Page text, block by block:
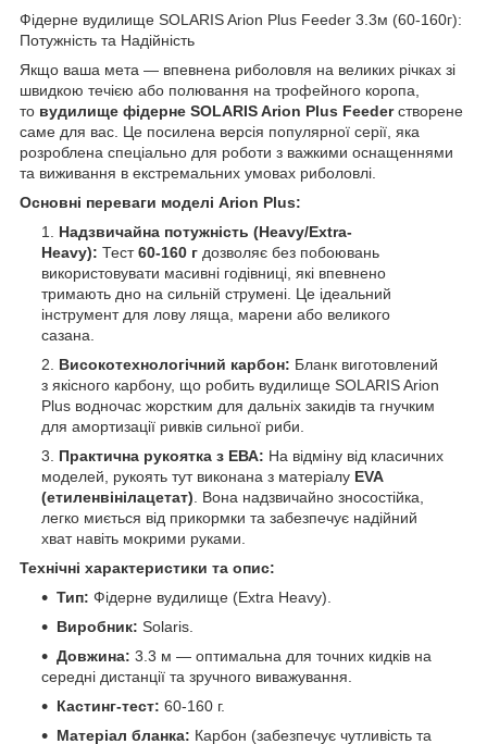
Фідерне вудилище SOLARIS Arion Plus Feeder 3.3м (60-160г):
Потужність та Надійність
Якщо ваша мета — впевнена риболовля на великих річках зі
швидкою течією або полювання на трофейного коропа,
то вудилище фідерне SOLARIS Arion Plus Feederстворене
саме для вас. Це посилена версія популярної серії, яка
розроблена спеціально для роботи з важкими оснащеннями
та виживання в екстремальних умовах риболовлі.
Основні переваги моделі Arion Plus:
Надзвичайна потужність (Heavy/Extra-
Heavy): Тест60-160 г дозволяє без побоювань
використовувати масивні годівниці, які впевнено
тримають дно на сильній струмені. Це ідеальний
інструмент для лову ляща, марени або великого
сазана.
Високотехнологічний карбон: Бланк виготовлений
з якісного карбону, що робить вудилище SOLARIS Arion
Plus водночас жорстким для дальніх закидів та гнучким
для амортизації ривків сильної риби.
Практична рукоятка з ЕВА: На відміну від класичних
моделей, рукоять тут виконана з матеріалу EVA
(етиленвінілацетат) . Вона надзвичайно зносостійка,
легко миється від прикормки та забезпечує надійний
хват навіть мокрими руками.
Технічні характеристики та опис:
Тип: Фідерне вудилище (Extra Heavy).
Виробник: Solaris.
Довжина: 3.3 м — оптимальна для точних кидків на
середні дистанції та зручного виважування.
Кастинг-тест: 60-160 г.
Матеріал бланка: Карбон (забезпечує чутливість та